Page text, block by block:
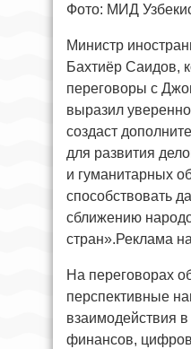
Фото: МИД
Министр
Бахтиёр Саидов,
переговоры с
выразил
создаст
для развития
и гуманитарных
способствовать
сближению
стран».Реклама
На переговорах
перспективные
взаимодействия
финансов,